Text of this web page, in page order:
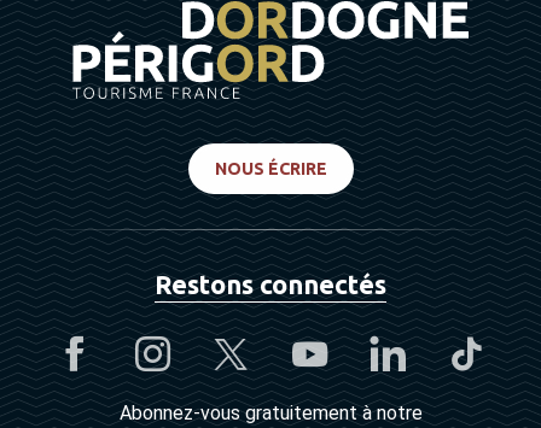
NOUS ÉCRIRE
Restons connectés
Abonnez-vous gratuitement à notre